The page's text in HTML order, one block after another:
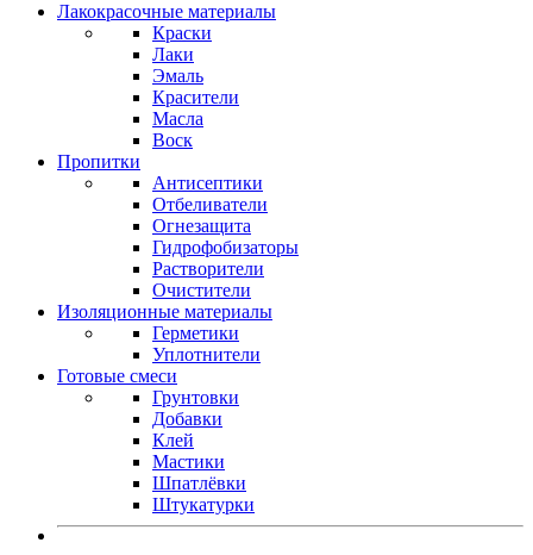
Лакокрасочные материалы
Краски
Лаки
Эмаль
Красители
Масла
Воск
Пропитки
Антисептики
Отбеливатели
Огнезащита
Гидрофобизаторы
Растворители
Очистители
Изоляционные материалы
Герметики
Уплотнители
Готовые смеси
Грунтовки
Добавки
Клей
Мастики
Шпатлёвки
Штукатурки